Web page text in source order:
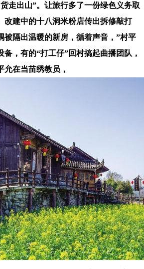
走出山”。让旅行多了一份绿色义务取
改建中的十八洞米粉店传出拆修敲打
被隔出温暖的新房，循着声音，”村平
，有的“打工仔”回村搞起曲播团队，
允在当苗绣教员，